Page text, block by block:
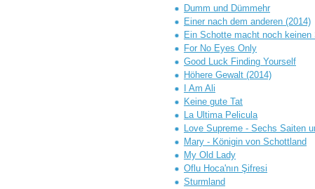
Dumm und Dümmehr
Einer nach dem anderen (2014)
Ein Schotte macht noch keinen
For No Eyes Only
Good Luck Finding Yourself
Höhere Gewalt (2014)
I Am Ali
Keine gute Tat
La Ultima Pelicula
Love Supreme - Sechs Saiten
Mary - Königin von Schottland
My Old Lady
Oflu Hoca'nın Şifresi
Sturmland